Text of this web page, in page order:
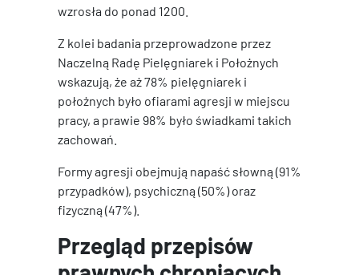
wzrosła do ponad 1200.
Z kolei badania przeprowadzone przez
Naczelną Radę Pielęgniarek i Położnych
wskazują, że aż 78% pielęgniarek i
położnych było ofiarami agresji w miejscu
pracy, a prawie 98% było świadkami takich
zachowań.
Formy agresji obejmują napaść słowną (91%
przypadków), psychiczną (50%) oraz
fizyczną (47%).
Przegląd przepisów